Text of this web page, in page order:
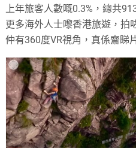
上年旅客人數嘅0.3%，總共
更多海外人士嚟香港旅遊，拍
仲有360度VR視角，真係齋睇